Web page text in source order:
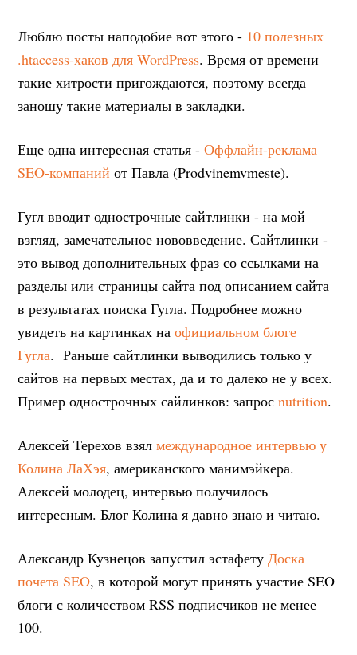
Люблю посты наподобие вот этого - 10 полезных
.htaccess-хаков для WordPress. Время от времени
такие хитрости пригождаются, поэтому всегда
заношу такие материалы в закладки.
Еще одна интересная статья -Оффлайн-реклама
SEO-компаний от Павла (Prodvinemvmeste).
Гугл вводит однострочные сайтлинки - на мой
взгляд, замечательное нововведение. Сайтлинки -
это вывод дополнительных фраз со ссылками на
разделы или страницы сайта под описанием сайта
в результатах поиска Гугла. Подробнее можно
увидеть на картинках наофициальном блоге
Гугла. Раньше сайтлинки выводились только у
сайтов на первых местах, да и то далеко не у всех.
Пример однострочных сайлинков: запросnutrition.
Алексей Терехов взялмеждународное интервью у
Колина ЛаХэя, американского манимэйкера.
Алексей молодец, интервью получилось
интересным. Блог Колина я давно знаю и читаю.
Александр Кузнецов запустил эстафетуДоска
почета SEO, в которой могут принять участие SEO
блоги с количеством RSS подписчиков не менее
100.